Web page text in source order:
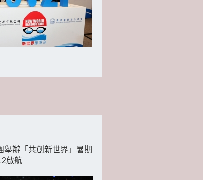
舉辦「共創新世界」暑期
啟航